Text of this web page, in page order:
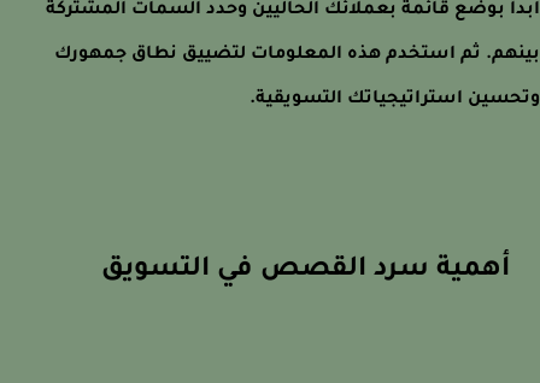
بوضع قائمة بعملائك الحاليين وحدد السمات المشتركة
ثم استخدم هذه المعلومات لتضييق نطاق جمهورك
استراتيجياتك التسويقية.
أهمية سرد القصص في التسويق